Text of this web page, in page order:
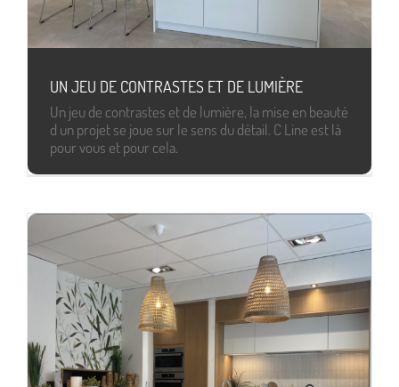
UN JEU DE CONTRASTES ET DE LUMIÈRE
Un jeu de contrastes et de lumière, la mise en beauté
d un projet se joue sur le sens du détail. C Line est là
pour vous et pour cela.